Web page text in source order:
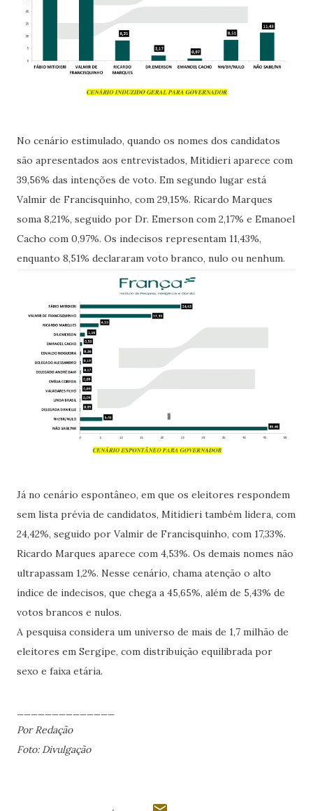
No cenário estimulado, quando os nomes dos candidatos
são apresentados aos entrevistados, Mitidieri aparece com
39,56% das intenções de voto. Em segundo lugar está
Valmir de Francisquinho, com 29,15%. Ricardo Marques
soma 8,21%, seguido por Dr. Emerson com 2,17% e Emanoel
Cacho com 0,97%. Os indecisos representam 11,43%,
enquanto 8,51% declararam voto branco, nulo ou nenhum.
Já no cenário espontâneo, em que os eleitores respondem
sem lista prévia de candidatos, Mitidieri também lidera, com
24,42%, seguido por Valmir de Francisquinho, com 17,33%.
Ricardo Marques aparece com 4,53%. Os demais nomes não
ultrapassam 1,2%. Nesse cenário, chama atenção o alto
índice de indecisos, que chega a 45,65%, além de 5,43% de
votos brancos e nulos.
A pesquisa considera um universo de mais de 1,7 milhão de
eleitores em Sergipe, com distribuição equilibrada por
sexo e faixa etária.
Por Redação
Foto: Divulgação